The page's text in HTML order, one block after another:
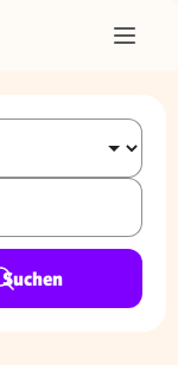
Suchen